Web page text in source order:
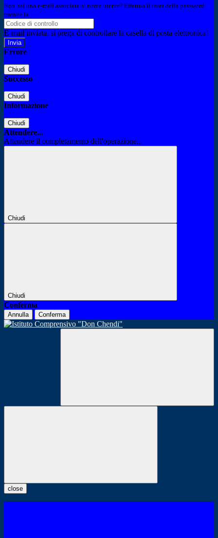
Non hai una e-mail associata al nome utente? Effettua il reset della password
tramite la
E-mail inviata, si prega di controllare la casella di posta elettronica!
Errore
Chiudi
Successo
Chiudi
Informazione
Chiudi
Attendere...
Attendere il completamento dell'operazione...
Chiudi
Chiudi
Conferma
Annulla Conferma
close